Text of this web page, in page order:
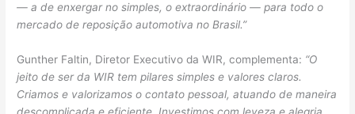
— a de enxergar no simples, o extraordinário — para todo o
mercado de reposição automotiva no Brasil.”
Gunther Faltin, Diretor Executivo da WIR, complementa: “O
jeito de ser da WIR tem pilares simples e valores claros.
Criamos e valorizamos o contato pessoal, atuando de maneira
descomplicada e eficiente. Investimos com leveza e alegria